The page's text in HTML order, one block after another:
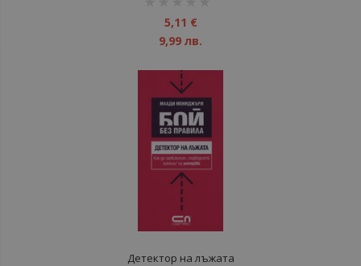
5,11 €
9,99 лв.
Детектор на лъжата